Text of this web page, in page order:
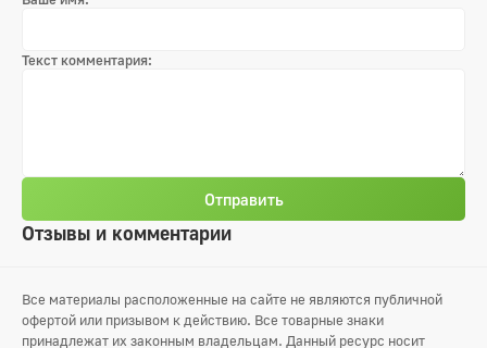
Отзывы и комментарии
Текст комментария:
Отправить
Все материалы расположенные на сайте не являются публичной
офертой или призывом к действию. Все товарные знаки
принадлежат их законным владельцам. Данный ресурс носит